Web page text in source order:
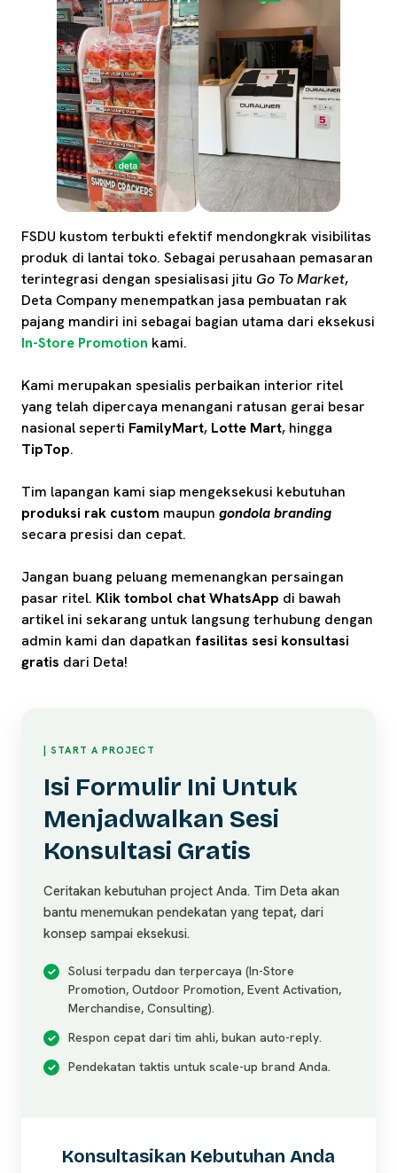
FSDU kustom terbukti efektif mendongkrak visibilitas
produk di lantai toko. Sebagai perusahaan pemasaran
terintegrasi dengan spesialisasi jitu Go To Market,
Deta Company menempatkan jasa pembuatan rak
pajang mandiri ini sebagai bagian utama dari eksekusi
In-Store Promotion kami.
Kami merupakan spesialis perbaikan interior ritel
yang telah dipercaya menangani ratusan gerai besar
nasional seperti FamilyMart, Lotte Mart, hingga
TipTop.
Tim lapangan kami siap mengeksekusi kebutuhan
produksi rak custom maupun gondola branding
secara presisi dan cepat.
Jangan buang peluang memenangkan persaingan
pasar ritel. Klik tombol chat WhatsApp di bawah
artikel ini sekarang untuk langsung terhubung dengan
admin kami dan dapatkan fasilitas sesi konsultasi
gratis dari Deta!
| START A PROJECT
Isi Formulir Ini Untuk
Menjadwalkan Sesi
Konsultasi Gratis
Ceritakan kebutuhan project Anda. Tim Deta akan
bantu menemukan pendekatan yang tepat, dari
konsep sampai eksekusi.
Solusi terpadu dan terpercaya (In-Store
Promotion, Outdoor Promotion, Event Activation,
Merchandise, Consulting).
Respon cepat dari tim ahli, bukan auto-reply.
Pendekatan taktis untuk scale-up brand Anda.
Konsultasikan Kebutuhan Anda